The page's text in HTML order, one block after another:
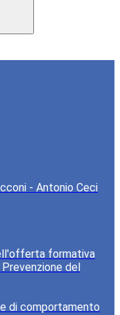
- Antonio Ceci
formativa
del
di comportamento